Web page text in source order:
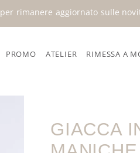
per rimanere aggiornato sulle
PROMO ATELIER RIMESSA A
GIACCA